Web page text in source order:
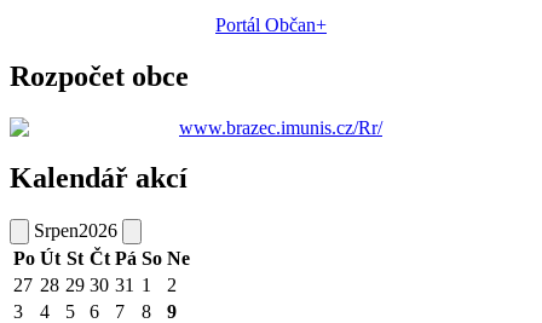
Portál Občan+
Rozpočet obce
Kalendář akcí
Srpen2026
Po Út St Čt Pá So Ne
27 28 29 30 31 1
2
3
4 5 6 7 8
9